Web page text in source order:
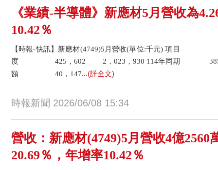
《業績-半導體》新應材5月營收為
10.42％
【時報-快訊】新應材(4749)5月營收(單位:千元) 項
度 425，602 2，023，930 114年同期 385，
額 40，147...(詳全文)
時報新聞 2026/06/08 15:34
營收：新應材(4749)5月營收4億2560
20.69％，年增率10.42％